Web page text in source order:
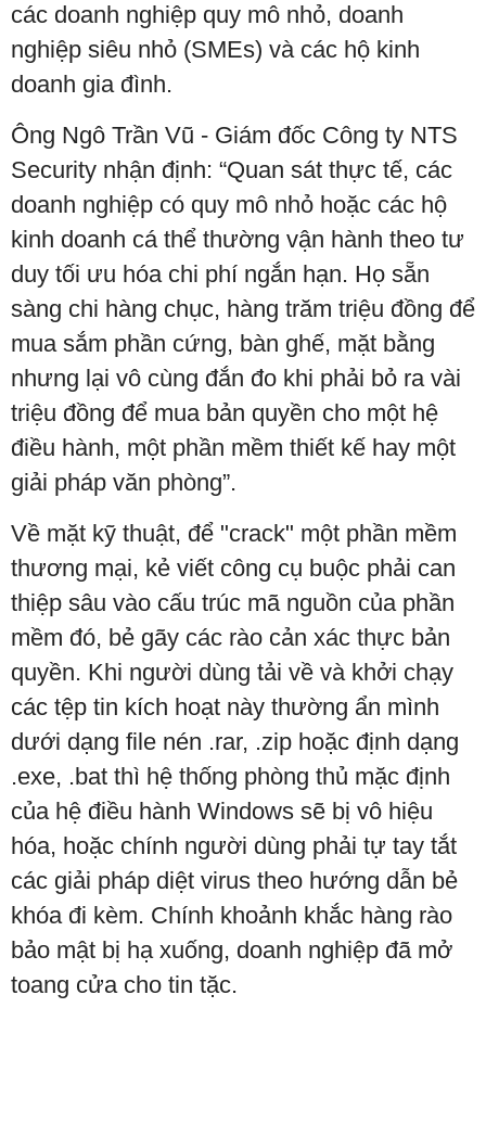
các doanh nghiệp quy mô nhỏ, doanh
nghiệp siêu nhỏ (SMEs) và các hộ kinh
doanh gia đình.
Ông Ngô Trần Vũ - Giám đốc Công ty NTS
Security nhận định: “Quan sát thực tế, các
doanh nghiệp có quy mô nhỏ hoặc các hộ
kinh doanh cá thể thường vận hành theo tư
duy tối ưu hóa chi phí ngắn hạn. Họ sẵn
sàng chi hàng chục, hàng trăm triệu đồng để
mua sắm phần cứng, bàn ghế, mặt bằng
nhưng lại vô cùng đắn đo khi phải bỏ ra vài
triệu đồng để mua bản quyền cho một hệ
điều hành, một phần mềm thiết kế hay một
giải pháp văn phòng”.
Về mặt kỹ thuật, để "crack" một phần mềm
thương mại, kẻ viết công cụ buộc phải can
thiệp sâu vào cấu trúc mã nguồn của phần
mềm đó, bẻ gãy các rào cản xác thực bản
quyền. Khi người dùng tải về và khởi chạy
các tệp tin kích hoạt này thường ẩn mình
dưới dạng file nén .rar, .zip hoặc định dạng
.exe, .bat thì hệ thống phòng thủ mặc định
của hệ điều hành Windows sẽ bị vô hiệu
hóa, hoặc chính người dùng phải tự tay tắt
các giải pháp diệt virus theo hướng dẫn bẻ
khóa đi kèm. Chính khoảnh khắc hàng rào
bảo mật bị hạ xuống, doanh nghiệp đã mở
toang cửa cho tin tặc.